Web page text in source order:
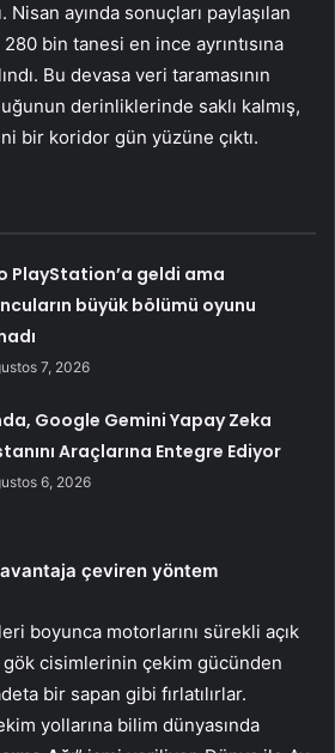
Nisan ayında sonuçları paylaşılan
bin tanesi en ince ayrıntısına
Bu devasa veri taramasının
derinliklerinde saklı kalmış,
bir koridor gün yüzüne çıktı.
PlayStation’a geldi ama
büyük bölümü oyunu
7, 2026
Google Gemini Yapay Zeka
Araçlarına Entegre Ediyor
6, 2026
çeviren yöntem
boyunca motorlarını sürekli açık
cisimlerinin çekim gücünden
bir sapan gibi fırlatılırlar.
yollarına bilim dünyasında